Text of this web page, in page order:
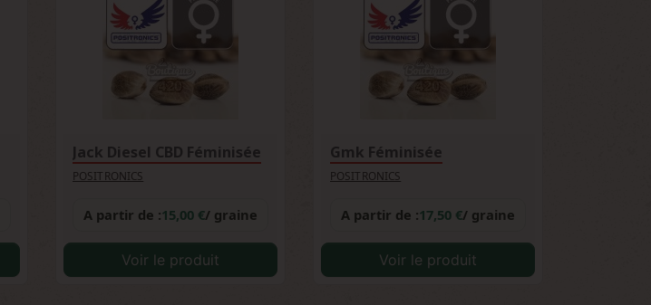
Jack Diesel CBD Féminisée
POSITRONICS
A partir de :15,00 €/ graine
Voir le produit
Gmk Féminisée
POSITRONICS
A partir de :17,50 €/ graine
Voir le produit